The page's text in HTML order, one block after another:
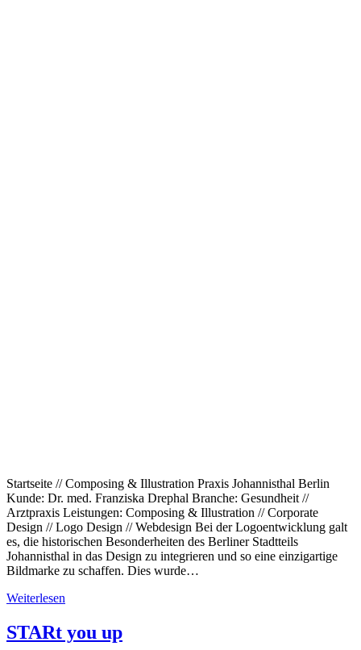
Startseite // Composing & Illustration Praxis Johannisthal Berlin
Kunde: Dr. med. Franziska Drephal Branche: Gesundheit //
Arztpraxis Leistungen: Composing & Illustration // Corporate
Design // Logo Design // Webdesign Bei der Logoentwicklung galt
es, die historischen Besonderheiten des Berliner Stadtteils
Johannisthal in das Design zu integrieren und so eine einzigartige
Bildmarke zu schaffen. Dies wurde…
Weiterlesen
STARt you up